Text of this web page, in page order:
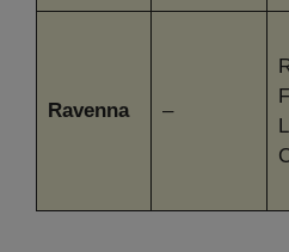
Ravenna –